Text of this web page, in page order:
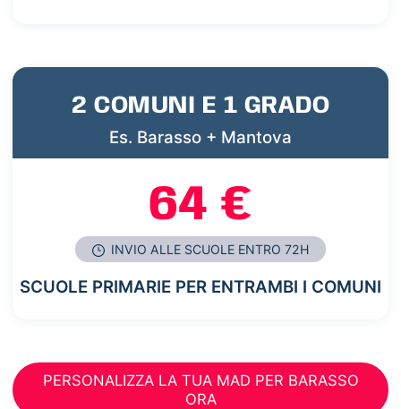
2 COMUNI E 1 GRADO
Es. Barasso + Mantova
64 €
INVIO ALLE SCUOLE ENTRO 72H
SCUOLE PRIMARIE PER ENTRAMBI I COMUNI
PERSONALIZZA LA TUA MAD PER BARASSO
ORA